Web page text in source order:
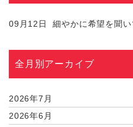
09月12日 細やかに希望を聞い
全月別アーカイブ
2026年7月
2026年6月